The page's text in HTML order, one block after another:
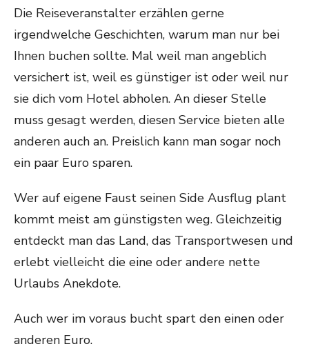
Die Reiseveranstalter erzählen gerne
irgendwelche Geschichten, warum man nur bei
Ihnen buchen sollte. Mal weil man angeblich
versichert ist, weil es günstiger ist oder weil nur
sie dich vom Hotel abholen. An dieser Stelle
muss gesagt werden, diesen Service bieten alle
anderen auch an. Preislich kann man sogar noch
ein paar Euro sparen.
Wer auf eigene Faust seinen Side Ausflug plant
kommt meist am günstigsten weg. Gleichzeitig
entdeckt man das Land, das Transportwesen und
erlebt vielleicht die eine oder andere nette
Urlaubs Anekdote.
Auch wer im voraus bucht spart den einen oder
anderen Euro.